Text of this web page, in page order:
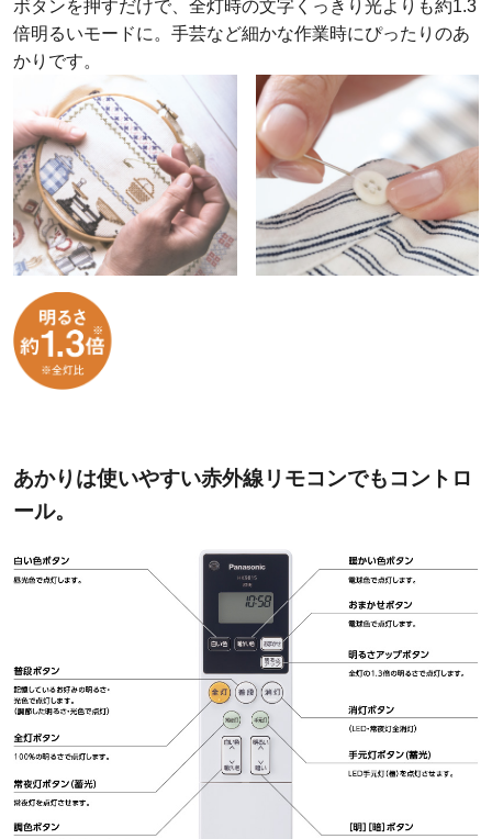
ボタンを押すだけで、全灯時の文字くっきり光よりも約1.3
倍明るいモードに。手芸など細かな作業時にぴったりのあ
かりです。
あかりは使いやすい赤外線リモコンでもコントロ
ール。